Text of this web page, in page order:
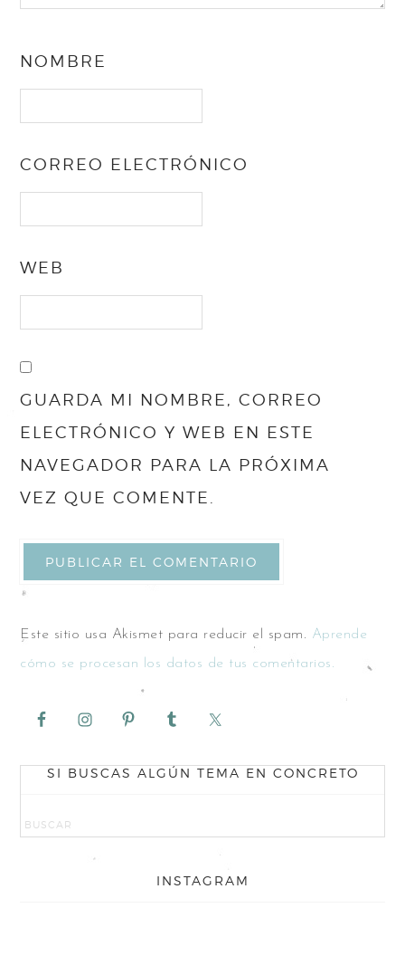
NOMBRE
CORREO ELECTRÓNICO
WEB
GUARDA MI NOMBRE, CORREO
ELECTRÓNICO Y WEB EN ESTE
NAVEGADOR PARA LA PRÓXIMA
VEZ QUE COMENTE.
Este sitio usa Akismet para reducir el spam. Aprende
cómo se procesan los datos de tus comentarios.
SI BUSCAS ALGÚN TEMA EN CONCRETO
INSTAGRAM